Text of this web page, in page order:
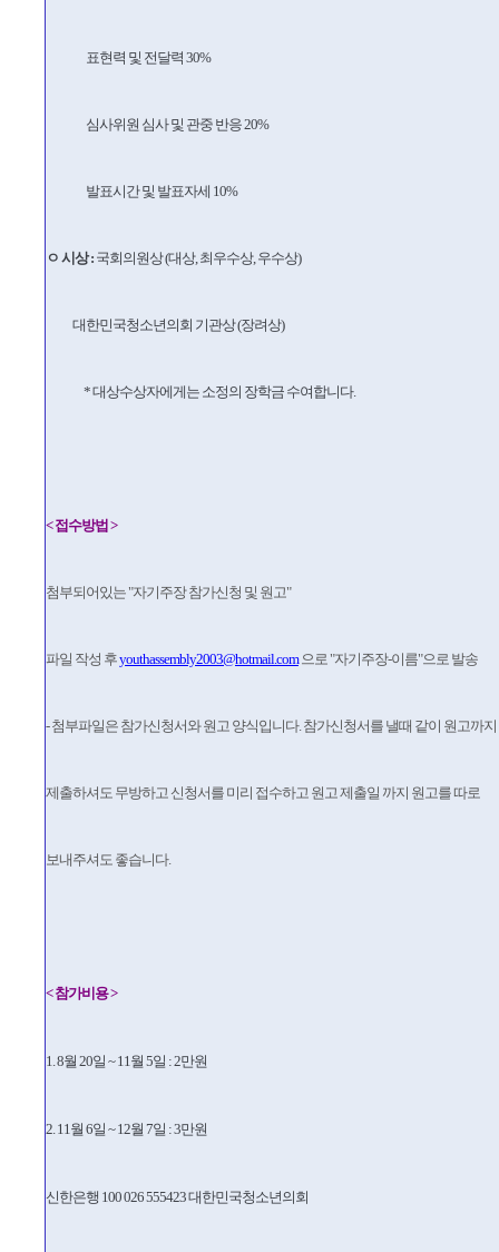
표현력 및 전달력 30%
심사위원 심사 및 관중 반응 20%
발표시간 및 발표자세 10%
ㅇ 시상 : 국회의원상 (대상, 최우수상, 우수상)
대한민국청소년의회 기관상 (장려상)
* 대상수상자에게는 소정의 장학금 수여합니다.
< 접수방법 >
첨부되어있는 "자기주장 참가신청 및 원고"
파일 작성 후youthassembly2003@hotmail.com으로 "자기주장-이름"으로 발송
- 첨부파일은 참가신청서와 원고 양식입니다. 참가신청서를 낼때 같이 원고까지
제출하셔도 무방하고 신청서를 미리 접수하고 원고 제출일 까지 원고를 따로
보내주셔도 좋습니다.
< 참가비용 >
1. 8월 20일 ~ 11월 5일 : 2만원
2. 11월 6일 ~ 12월 7일 : 3만원
신한은행 100 026 555423 대한민국청소년의회